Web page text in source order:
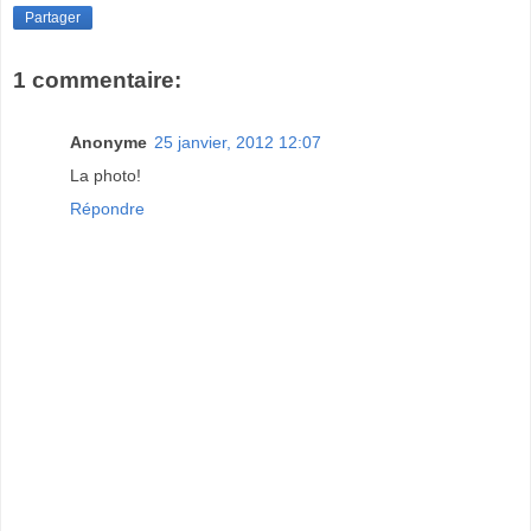
Partager
1 commentaire:
Anonyme 25 janvier, 2012 12:07
La photo!
Répondre